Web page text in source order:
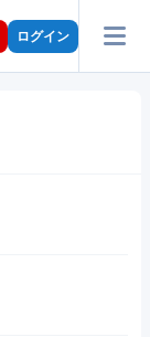
ログイン